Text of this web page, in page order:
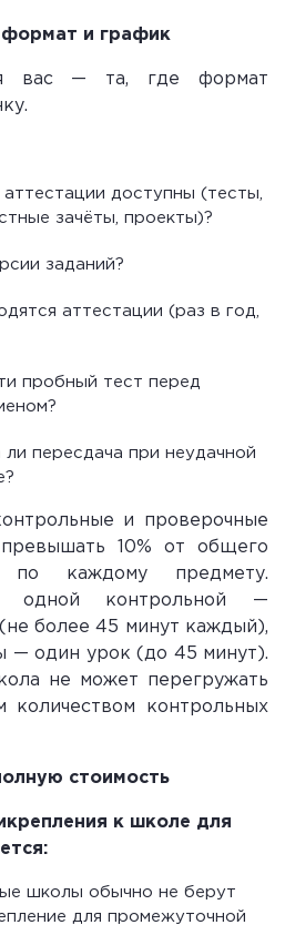
формат и график
вас — та, где формат
доступны (тесты,
зачёты, проекты)?
заданий?
аттестации (раз в год,
пробный тест перед
пересдача при неудачной
и проверочные
10% от общего
по каждому предмету.
одной контрольной —
более 45 минут каждый),
— один урок (до 45 минут).
не может перегружать
количеством контрольных
стоимость
к школе для
школы обычно не берут
для промежуточной